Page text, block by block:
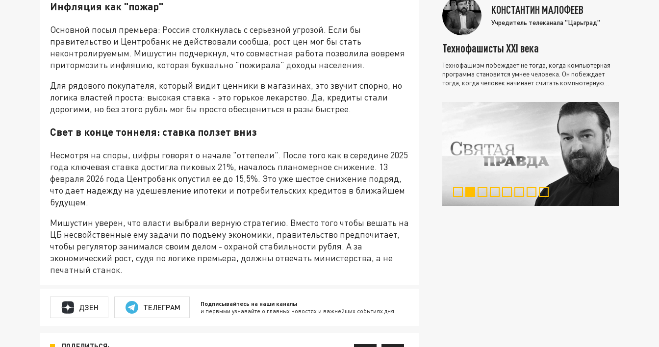
Инфляция как "пожар"
Основной посыл премьера: Россия столкнулась с серьезной угрозой. Если бы
правительство и Центробанк не действовали сообща, рост цен мог бы стать
неконтролируемым. Мишустин подчеркнул, что совместная работа позволила вовремя
притормозить инфляцию, которая буквально "пожирала" доходы населения.
Для рядового покупателя, который видит ценники в магазинах, это звучит спорно, но
логика властей проста: высокая ставка - это горькое лекарство. Да, кредиты стали
дорогими, но без этого рубль мог бы просто обесцениться в разы быстрее.
Свет в конце тоннеля: ставка ползет вниз
Несмотря на споры, цифры говорят о начале "оттепели". После того как в середине 2025
года ключевая ставка достигла пиковых 21%, началось планомерное снижение. 13
февраля 2026 года Центробанк опустил ее до 15,5%. Это уже шестое снижение подряд,
что дает надежду на удешевление ипотеки и потребительских кредитов в ближайшем
будущем.
Мишустин уверен, что власти выбрали верную стратегию. Вместо того чтобы вешать на
ЦБ несвойственные ему задачи по подъему экономики, правительство предпочитает,
чтобы регулятор занимался своим делом - охраной стабильности рубля. А за
экономический рост, судя по логике премьера, должны отвечать министерства, а не
печатный станок.
ДЗЕН ТЕЛЕГРАМ Подписывайтесь на наши каналы
и первыми узнавайте о главных новостях и важнейших событиях дня.
КОНСТАНТИН МАЛОФЕЕВ
Учредитель телеканала "Царьград"
Технофашисты XXI века
Технофашизм побеждает не тогда, когда компьютерная
программа становится умнее человека. Он побеждает
тогда, когда человек начинает считать компьютерную